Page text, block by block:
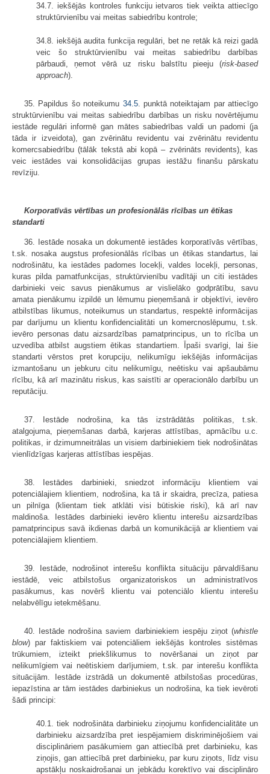
34.7. iekšējās kontroles funkciju ietvaros tiek veikta attiecīgo
struktūrvienību vai meitas sabiedrību kontrole;
34.8. iekšējā audita funkcija regulāri, bet ne retāk kā reizi gadā
veic šo struktūrvienību vai meitas sabiedrību darbības
pārbaudi, ņemot vērā uz risku balstītu pieeju (risk-based
approach).
35. Papildus šo noteikumu 34.5. punktā noteiktajam par attiecīgo
struktūrvienību vai meitas sabiedrību darbības un risku novērtējumu
iestāde regulāri informē gan mātes sabiedrības valdi un padomi (ja
tāda ir izveidota), gan zvērinātu revidentu vai zvērinātu revidentu
komercsabiedrību (tālāk tekstā abi kopā – zvērināts revidents), kas
veic iestādes vai konsolidācijas grupas iestāžu finanšu pārskatu
revīziju.
Korporatīvās vērtības un profesionālās rīcības un ētikas
standarti
36. Iestāde nosaka un dokumentē iestādes korporatīvās vērtības,
t.sk. nosaka augstus profesionālās rīcības un ētikas standartus, lai
nodrošinātu, ka iestādes padomes locekļi, valdes locekļi, personas,
kuras pilda pamatfunkcijas, struktūrvienību vadītāji un citi iestādes
darbinieki veic savus pienākumus ar vislielāko godprātību, savu
amata pienākumu izpildē un lēmumu pieņemšanā ir objektīvi, ievēro
atbilstības likumus, noteikumus un standartus, respektē informācijas
par darījumu un klientu konfidencialitāti un komercnoslēpumu, t.sk.
ievēro personas datu aizsardzības pamatprincipus, un to rīcība un
uzvedība atbilst augstiem ētikas standartiem. Īpaši svarīgi, lai šie
standarti vērstos pret korupciju, nelikumīgu iekšējās informācijas
izmantošanu un jebkuru citu nelikumīgu, neētisku vai apšaubāmu
rīcību, kā arī mazinātu riskus, kas saistīti ar operacionālo darbību un
reputāciju.
37. Iestāde nodrošina, ka tās izstrādātās politikas, t.sk.
atalgojuma, pieņemšanas darbā, karjeras attīstības, apmācību u.c.
politikas, ir dzimumneitrālas un visiem darbiniekiem tiek nodrošinātas
vienlīdzīgas karjeras attīstības iespējas.
38. Iestādes darbinieki, sniedzot informāciju klientiem vai
potenciālajiem klientiem, nodrošina, ka tā ir skaidra, precīza, patiesa
un pilnīga (klientam tiek atklāti visi būtiskie riski), kā arī nav
maldinoša. Iestādes darbinieki ievēro klientu interešu aizsardzības
pamatprincipus savā ikdienas darbā un komunikācijā ar klientiem vai
potenciālajiem klientiem.
39. Iestāde, nodrošinot interešu konflikta situāciju pārvaldīšanu
iestādē, veic atbilstošus organizatoriskos un administratīvos
pasākumus, kas novērš klientu vai potenciālo klientu interešu
nelabvēlīgu ietekmēšanu.
40. Iestāde nodrošina saviem darbiniekiem iespēju ziņot (whistle
blow) par faktiskiem vai potenciāliem iekšējās kontroles sistēmas
trūkumiem, izteikt priekšlikumus to novēršanai un ziņot par
nelikumīgiem vai neētiskiem darījumiem, t.sk. par interešu konflikta
situācijām. Iestāde izstrādā un dokumentē atbilstošas procedūras,
iepazīstina ar tām iestādes darbiniekus un nodrošina, ka tiek ievēroti
šādi principi:
40.1. tiek nodrošināta darbinieku ziņojumu konfidencialitāte un
darbinieku aizsardzība pret iespējamiem diskriminējošiem vai
disciplināriem pasākumiem gan attiecībā pret darbinieku, kas
ziņojis, gan attiecībā pret darbinieku, par kuru ziņots, līdz visu
apstākļu noskaidrošanai un jebkādu korektīvo vai disciplināro